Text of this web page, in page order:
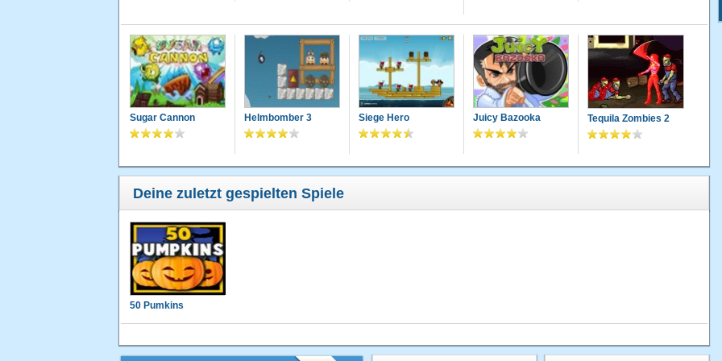
Sugar Cannon Helmbomber 3 Siege Hero Juicy Bazooka Tequila Zombies 2
Deine zuletzt gespielten Spiele
50 Pumkins